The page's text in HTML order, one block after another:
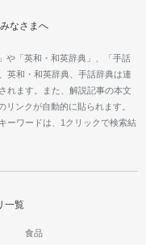
なさまへ
や「英和・和英辞典」、「手話
英和・和英辞典、手話辞典は連
れます。また、解説記事の本文
ンクが自動的に貼られます。
ーワードは、1クリックで検索結
一覧
食品